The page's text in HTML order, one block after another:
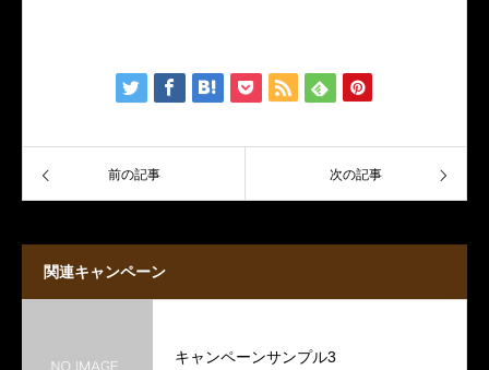
前の記事 次の記事
関連キャンペーン
キャンペーンサンプル3